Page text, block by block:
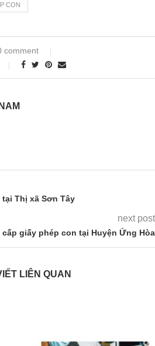
CON
comment
Thị xã Sơn Tây
next post
cấp giấy phép con tại Huyện Ứng Hòa
LIÊN QUAN